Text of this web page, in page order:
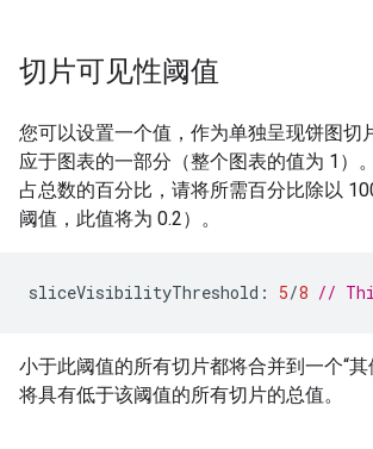
切片可见性阈值
您可以设置一个值，作为单独呈现饼图切
应于图表的一部分（整个图表的值为 1）
占总数的百分比，请将所需百分比除以
阈值，此值将为 0.2）。
sliceVisibilityThreshold : 5/8 //
小于此阈值的所有切片都将合并到一个“其
将具有低于该阈值的所有切片的总值。